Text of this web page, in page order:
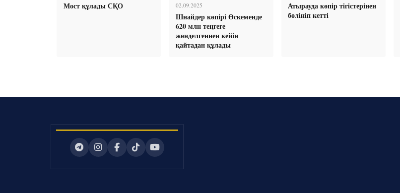
Мост құлады СҚО 02.09.2025
Шнайдер көпірі Өскеменде
620 млн теңгеге
жөнделгеннен кейін
қайтадан құлады
Атырауда көпір тігістерінен
бөлініп кетті